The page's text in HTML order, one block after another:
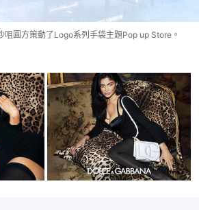
圓方策動了Logo系列手袋主題Pop up Store。